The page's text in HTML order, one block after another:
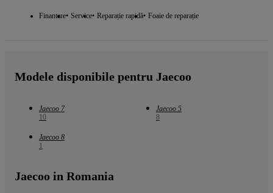
Finantare Service Reparație rapidă Foaie de reparație
Modele disponibile pentru Jaecoo
Jaecoo 7
10
Jaecoo 5
8
Jaecoo 8
1
Jaecoo in Romania